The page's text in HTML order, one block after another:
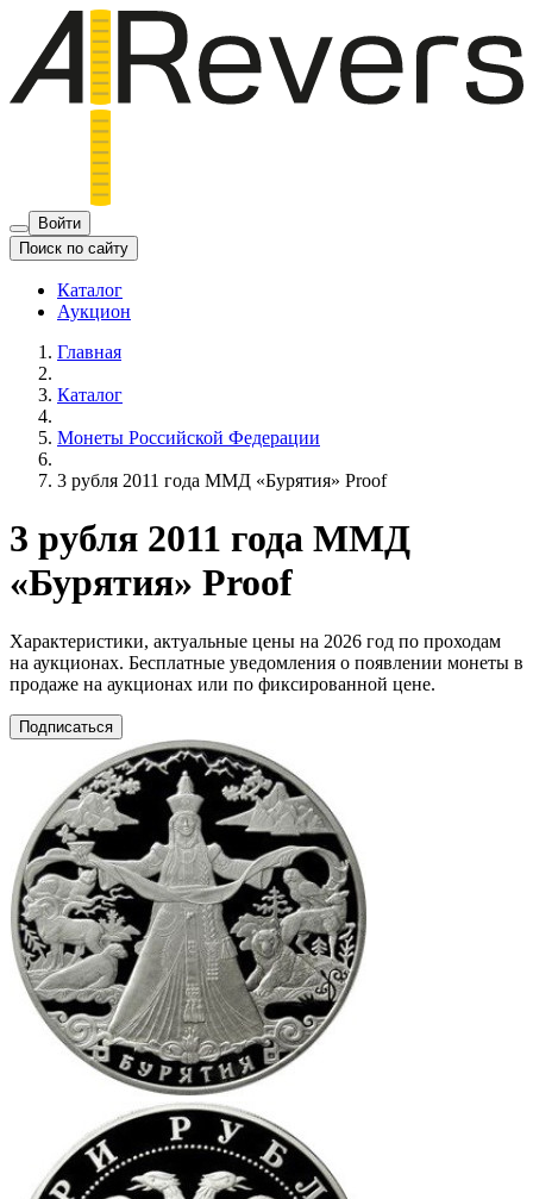
Войти
Поиск по сайту
Каталог
Аукцион
Главная
Каталог
Монеты Российской Федерации
3 рубля 2011 года ММД «Бурятия» Proof
3 рубля 2011 года ММД
«Бурятия» Proof
Характеристики, актуальные цены на 2026 год по проходам
на аукционах. Бесплатные уведомления о появлении монеты в
продаже на аукционах или по фиксированной цене.
Подписаться